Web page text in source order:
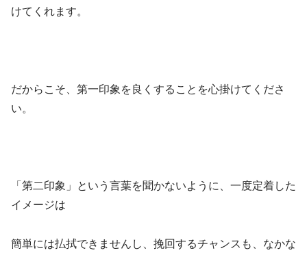
けてくれます。
だからこそ、第一印象を良くすることを心掛けてくださ
い。
「第二印象」という言葉を聞かないように、一度定着した
イメージは
簡単には払拭できませんし、挽回するチャンスも、なかな